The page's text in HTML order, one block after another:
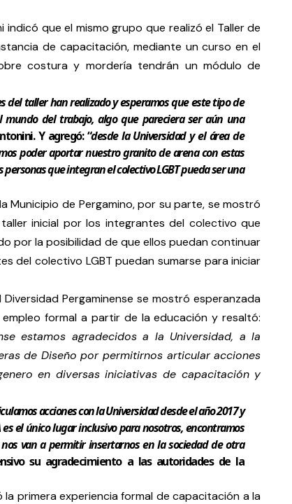
que el mismo grupo que realizó el Taller de
de capacitación, mediante un curso en el
costura y mordería tendrán un módulo de
taller han realizado y esperamos que este tipo de
del trabajo, algo que pareciera ser aún una
Y agregó: “desde la Universidad y el área de
poder aportar nuestro granito de arena con estas
que integran el colectivo LGBT pueda ser una
Municipio de Pergamino, por su parte, se mostró
inicial por los integrantes del colectivo que
por la posibilidad de que ellos puedan continuar
del colectivo LGBT puedan sumarse para iniciar
Pergaminense se mostró esperanzada
formal a partir de la educación y resaltó:
estamos agradecidos a la Universidad, a la
de Diseño por permitirnos articular acciones
en diversas iniciativas de capacitación y
acciones con la Universidad desde el año 2017 y
el único lugar inclusivo para nosotros, encontramos
van a permitir insertarnos en la sociedad de otra
su agradecimiento a las autoridades de la
primera experiencia formal de capacitación a la